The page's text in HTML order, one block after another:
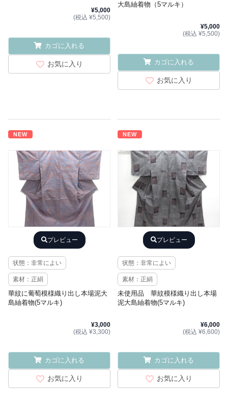
¥5,000
(税込 ¥5,500)
カゴに入れる
お気に入り
大島紬着物（5マルキ）
¥5,000
(税込 ¥5,500)
カゴに入れる
お気に入り
NEW
プレビュー
状態：非常によい
素材：正絹
華紋に葡萄模様織り出し本場泥大
島紬着物(5マルキ)
¥3,000
(税込 ¥3,300)
カゴに入れる
お気に入り
NEW
プレビュー
状態：非常によい
素材：正絹
未使用品 華紋模様織り出し本場
泥大島紬着物(5マルキ)
¥6,000
(税込 ¥6,600)
カゴに入れる
お気に入り